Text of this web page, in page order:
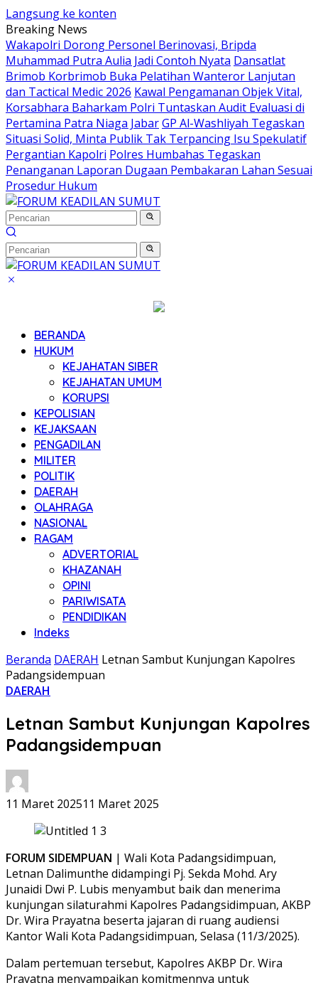
Langsung ke konten
Breaking News
Wakapolri Dorong Personel Berinovasi, Bripda
Muhammad Putra Aulia Jadi Contoh Nyata Dansatlat
Brimob Korbrimob Buka Pelatihan Wanteror Lanjutan
dan Tactical Medic 2026 Kawal Pengamanan Objek Vital,
Korsabhara Baharkam Polri Tuntaskan Audit Evaluasi di
Pertamina Patra Niaga JabarGP Al-Washliyah Tegaskan
Situasi Solid, Minta Publik Tak Terpancing Isu Spekulatif
Pergantian Kapolri Polres Humbahas Tegaskan
Penanganan Laporan Dugaan Pembakaran Lahan Sesuai
Prosedur Hukum
BERANDA
HUKUM
KEJAHATAN SIBER
KEJAHATAN UMUM
KORUPSI
KEPOLISIAN
KEJAKSAAN
PENGADILAN
MILITER
POLITIK
DAERAH
OLAHRAGA
NASIONAL
RAGAM
ADVERTORIAL
KHAZANAH
OPINI
PARIWISATA
PENDIDIKAN
Indeks
Beranda DAERAH Letnan Sambut Kunjungan Kapolres
Padangsidempuan
DAERAH
Letnan Sambut Kunjungan Kapolres
Padangsidempuan
11 Maret 202511 Maret 2025
FORUM SIDEMPUAN | Wali Kota Padangsidimpuan,
Letnan Dalimunthe didampingi Pj. Sekda Mohd. Ary
Junaidi Dwi P. Lubis menyambut baik dan menerima
kunjungan silaturahmi Kapolres Padangsidimpuan, AKBP
Dr. Wira Prayatna beserta jajaran di ruang audiensi
Kantor Wali Kota Padangsidimpuan, Selasa (11/3/2025).
Dalam pertemuan tersebut, Kapolres AKBP Dr. Wira
Prayatna menyampaikan komitmennya untuk